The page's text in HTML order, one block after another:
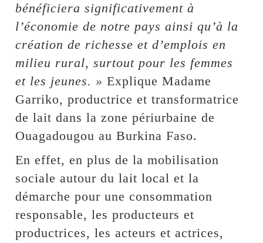
bénéficiera significativement à
l’économie de notre pays ainsi qu’à la
création de richesse et d’emplois en
milieu rural, surtout pour les femmes
et les jeunes. » Explique Madame
Garriko, productrice et transformatrice
de lait dans la zone périurbaine de
Ouagadougou au Burkina Faso.
En effet, en plus de la mobilisation
sociale autour du lait local et la
démarche pour une consommation
responsable, les producteurs et
productrices, les acteurs et actrices,